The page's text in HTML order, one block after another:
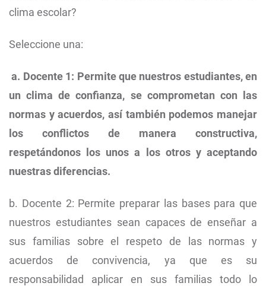
clima escolar?
Seleccione una:
a. Docente 1: Permite que nuestros estudiantes, en
un clima de confianza, se comprometan con las
normas y acuerdos, así también podemos manejar
los conflictos de manera constructiva,
respetándonos los unos a los otros y aceptando
nuestras diferencias.
b. Docente 2: Permite preparar las bases para que
nuestros estudiantes sean capaces de enseñar a
sus familias sobre el respeto de las normas y
acuerdos de convivencia, ya que es su
responsabilidad aplicar en sus familias todo lo